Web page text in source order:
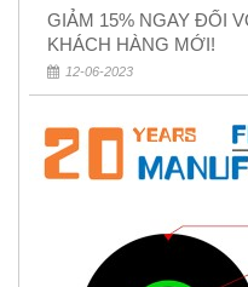
GIẢM 15% NGAY ĐỐI
KHÁCH HÀNG MỚI!
12-06-2023